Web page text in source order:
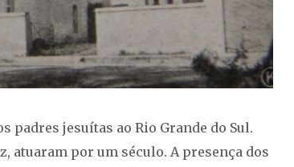
padres jesuítas ao Rio Grande do Sul.
atuaram por um século. A presença dos